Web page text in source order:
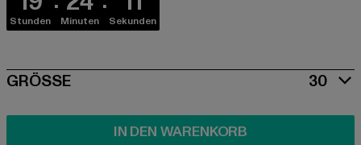
Stunden Minuten Sekunden
SIZE
GRÖSSE 30
IN DEN WARENKORB